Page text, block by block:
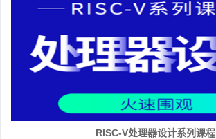
RISC-V处理器设计系列课程